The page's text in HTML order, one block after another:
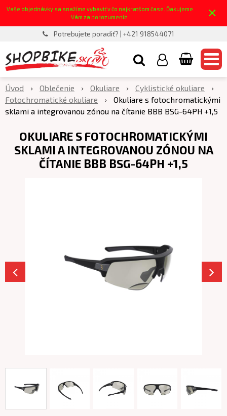
Vaše objednávky sa snažíme vybaviť v čo najkratšom čase. Ďakujeme
Vám za porozumenie.
×
Potrebujete poradiť? | +421 918544071
Úvod Oblečenie Okuliare
Cyklistické okuliare
Fotochromatické okuliare
Okuliare s fotochromatickými
sklami a integrovanou zónou na čítanie BBB BSG-64PH +1,5
OKULIARE S FOTOCHROMATICKÝMI
SKLAMI A INTEGROVANOU ZÓNOU NA
ČÍTANIE BBB BSG-64PH +1,5